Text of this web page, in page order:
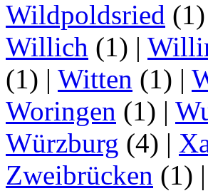
Wildpoldsried (1)
Willich (1) |
(1) | Witten (1) |
Woringen (1) |
Würzburg (4) |
Zweibrücken (1) |